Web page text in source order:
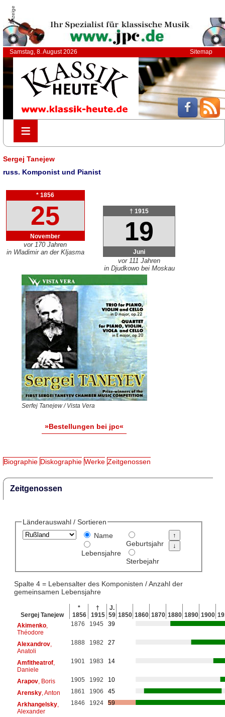
Anzeige
Samstag, 8. August 2026 Sitemap
≡
≡
Sergej Tanejew
russ. Komponist und Pianist
* 1856
25
November
vor 170 Jahren
in Wladimir an der Kljasma
† 1915
19
Juni
vor 111 Jahren
in Djudkowo bei Moskau
Serfej Tanejew / Vista Vera
»Bestellungen bei jpc«
Biographie Diskographie Werke Zeitgenossen
Zeitgenossen
Länderauswahl / Sortieren
Name
Lebensjahre
Geburtsjahr
Sterbejahr
Spalte 4 = Lebensalter des Komponisten / Anzahl der
gemeinsamen Lebensjahre
Sergej Tanejew
*
1856
†
1915
J.
59 1850 1860 1870 1880 1890 1900
Akimenko,
Théodore
1876 1945 39
Alexandrov,
Anatoli
1888 1982 27
Amfitheatrof,
Daniele
1901 1983 14
Arapov, Boris 1905 1992
10
Arensky, Anton 1861 1906
45
Arkhangelsky,
Alexander
1846 1924 59